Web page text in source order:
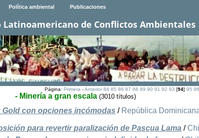
Política ambiental Publicaciones
Latinoamericano de Conflictos Ambientales
Página: Primera-Anterior 84 85 86 87 88 89 90 91 92 93 [94] 95 96
- Minería a gran escala (3010 títulos)
con opciones incómodas / República
para revertir paralización de Pascua Lama /